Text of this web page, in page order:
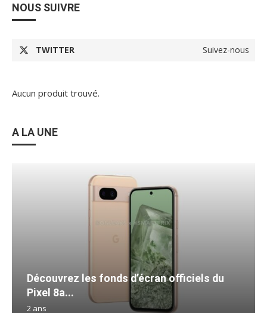
NOUS SUIVRE
TWITTER Suivez-nous
Aucun produit trouvé.
A LA UNE
Découvrez les fonds d’écran officiels du
Pixel 8a...
2 ans